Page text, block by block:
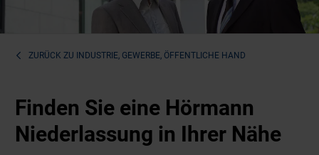
ZURÜCK ZU INDUSTRIE, GEWERBE, ÖFFENTLICHE HAND
Finden Sie eine Hörmann
Niederlassung in Ihrer Nähe